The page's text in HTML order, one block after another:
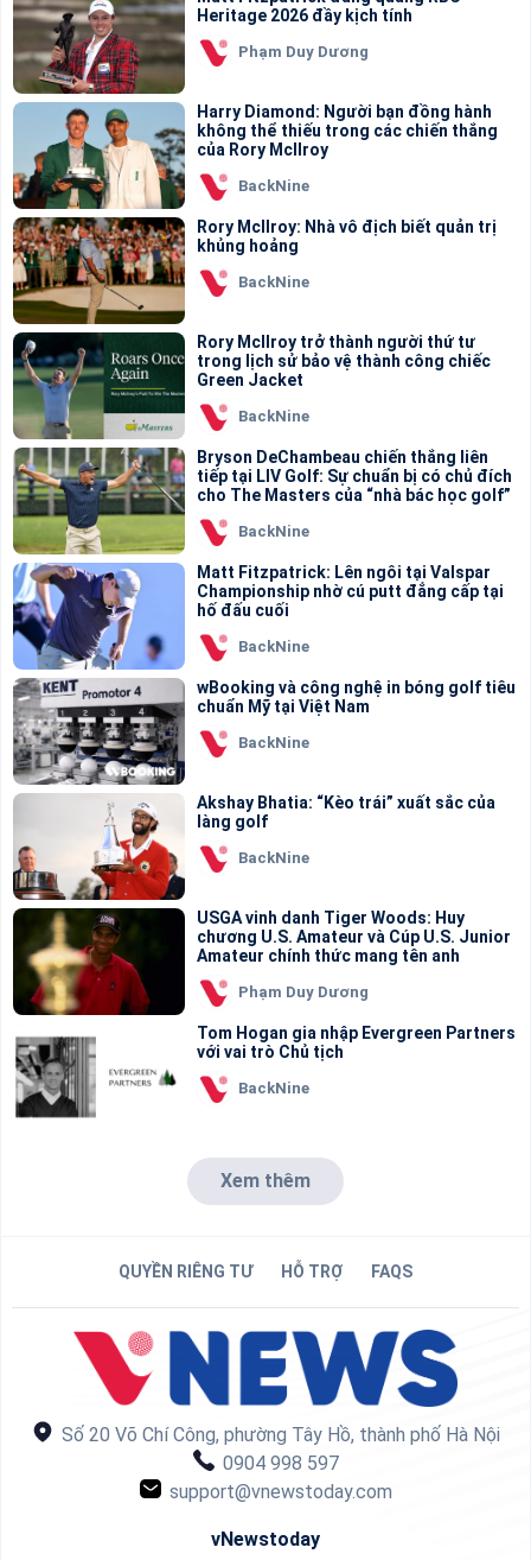
Heritage 2026 đầy kịch tính
Phạm Duy Dương
Harry Diamond: Người bạn đồng hành
không thể thiếu trong các chiến thắng
của Rory McIlroy
BackNine
Rory McIlroy: Nhà vô địch biết quản trị
khủng hoảng
BackNine
Rory McIlroy trở thành người thứ tư
trong lịch sử bảo vệ thành công chiếc
Green Jacket
BackNine
Bryson DeChambeau chiến thắng liên
tiếp tại LIV Golf: Sự chuẩn bị có chủ đích
cho The Masters của “nhà bác học golf”
BackNine
Matt Fitzpatrick: Lên ngôi tại Valspar
Championship nhờ cú putt đẳng cấp tại
hố đấu cuối
BackNine
wBooking và công nghệ in bóng golf tiêu
chuẩn Mỹ tại Việt Nam
BackNine
Akshay Bhatia: “Kèo trái” xuất sắc của
làng golf
BackNine
USGA vinh danh Tiger Woods: Huy
chương U.S. Amateur và Cúp U.S. Junior
Amateur chính thức mang tên anh
Phạm Duy Dương
Tom Hogan gia nhập Evergreen Partners
với vai trò Chủ tịch
BackNine
Xem thêm
QUYỀN RIÊNG TƯ HỖ TRỢ FAQS
Số 20 Võ Chí Công, phường Tây Hồ, thành phố Hà Nội
0904 998 597
support@vnewstoday.com
vNewstoday